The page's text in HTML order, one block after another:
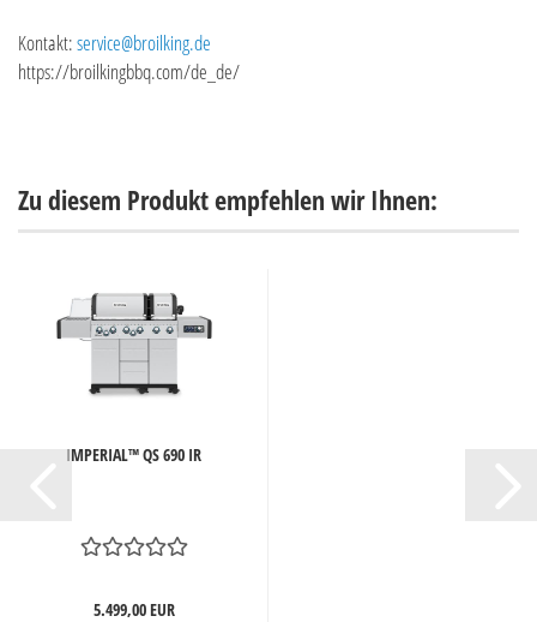
Kontakt:service@broilking.de
https://broilkingbbq.com/de_de/
Zu diesem Produkt empfehlen wir Ihnen:
IMPERIAL™ QS 690 IR
5.499,00 EUR